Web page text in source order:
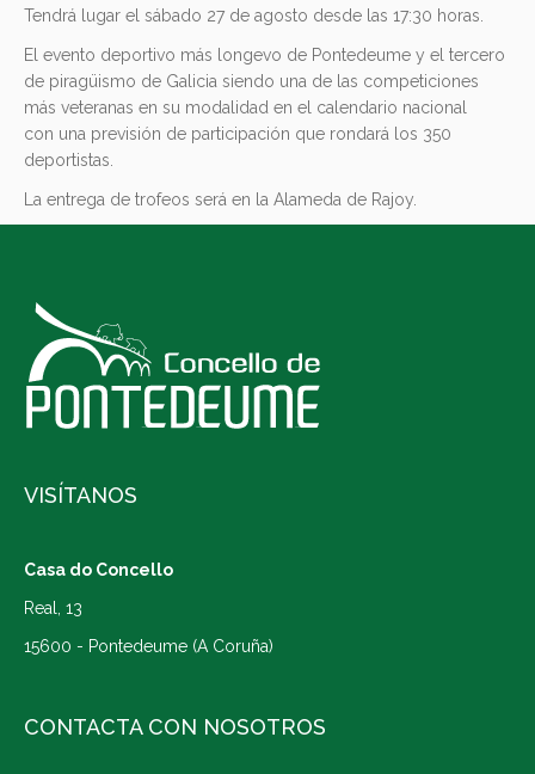
Tendrá lugar el sábado 27 de agosto desde las 17:30 horas.
El evento deportivo más longevo de Pontedeume y el tercero
de piragüismo de Galicia siendo una de las competiciones
más veteranas en su modalidad en el calendario nacional
con una previsión de participación que rondará los 350
deportistas.
La entrega de trofeos será en la Alameda de Rajoy.
VISÍTANOS
Casa do Concello
Real, 13
15600 - Pontedeume (A Coruña)
CONTACTA CON NOSOTROS